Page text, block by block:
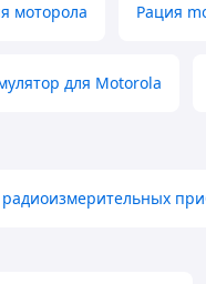
моторола Рация
для Motorola